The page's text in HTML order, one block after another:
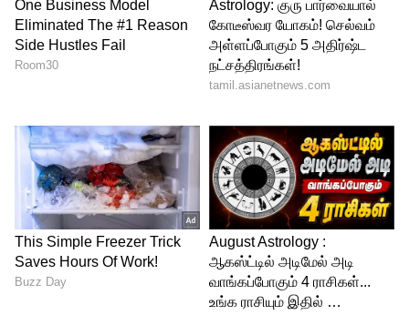
ABOUT THE AUTHOR
VK vinoth kumar
வினோத்குமார் 10 ஆண்டுகளாக
செய்தித்துறையில் பணியாற்றி வரும் இவர்.
கடந்த 2018ம் ஆண்டு முதல் ஏசியாநெட் நியூஸ்
தமிழில் சப்-எடிட்டராக பணியாற்றி வருகிறார்.
டிஜிட்டல் மீடியா குறித்து நன்கு அனுபவம்
கொண்டவர். தமிழ்நாடு, அரசியல், குற்றம்
செய்திகளை எழுதுவதில் ஆர்வம் கொண்டவர்.
பள்ளிக் கல்வித் துறை
Published : May 19 2024, 06:48 AM IST